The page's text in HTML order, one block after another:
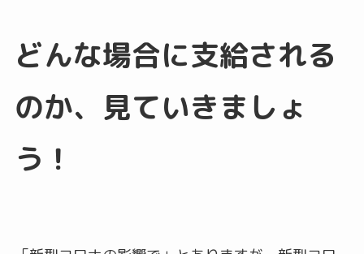
どんな場合に支給される
のか、見ていきましょ
う！